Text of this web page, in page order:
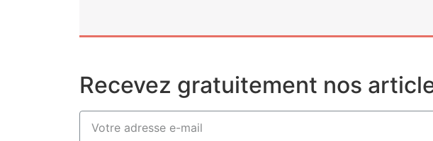
Recevez gratuitement nos